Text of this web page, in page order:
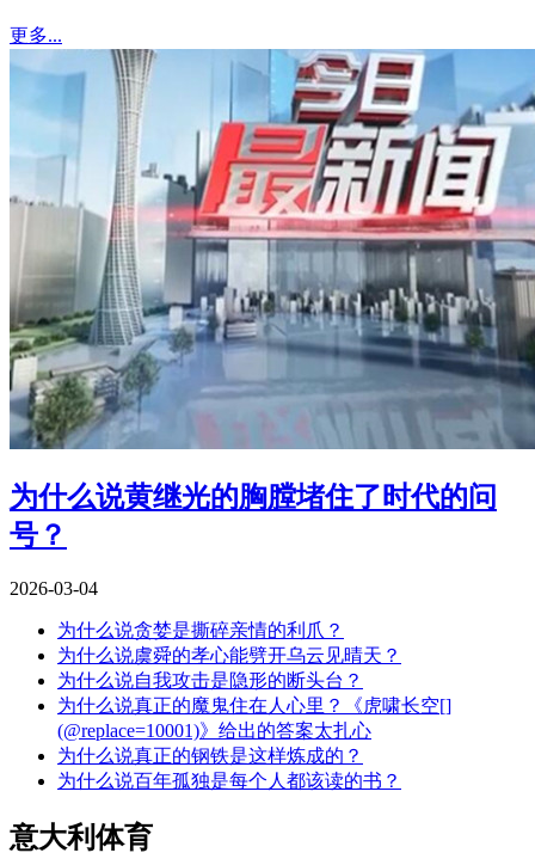
更多...
为什么说黄继光的胸膛堵住了时代的问
号？
2026-03-04
为什么说贪婪是撕碎亲情的利爪？
为什么说虞舜的孝心能劈开乌云见晴天？
为什么说自我攻击是隐形的断头台？
为什么说真正的魔鬼住在人心里？《虎啸长空[]
(@replace=10001)》给出的答案太扎心
为什么说真正的钢铁是这样炼成的？
为什么说百年孤独是每个人都该读的书？
意大利体育